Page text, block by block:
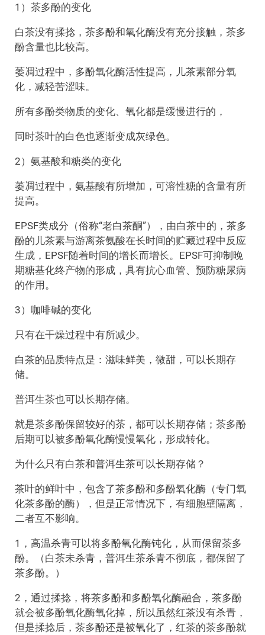
1）茶多酚的变化
白茶没有揉捻，茶多酚和氧化酶没有充分接触，茶多
酚含量也比较高。
萎凋过程中，多酚氧化酶活性提高，儿茶素部分氧
化，减轻苦涩味。
所有多酚类物质的变化、氧化都是缓慢进行的，
同时茶叶的白色也逐渐变成灰绿色。
2）氨基酸和糖类的变化
萎凋过程中，氨基酸有所增加，可溶性糖的含量有所
提高。
EPSF类成分（俗称“老白茶酮”），由白茶中的，茶多
酚的儿茶素与游离茶氨酸在长时间的贮藏过程中反应
生成，EPSF随着时间的增长而增长。EPSF可抑制晚
期糖基化终产物的形成，具有抗心血管、预防糖尿病
的作用。
3）咖啡碱的变化
只有在干燥过程中有所减少。
白茶的品质特点是：滋味鲜美，微甜，可以长期存
储。
普洱生茶也可以长期存储。
就是茶多酚保留较好的茶，都可以长期存储；茶多酚
后期可以被多酚氧化酶慢慢氧化，形成转化。
为什么只有白茶和普洱生茶可以长期存储？
茶叶的鲜叶中，包含了茶多酚和多酚氧化酶（专门氧
化茶多酚的酶），但是正常情况下，有细胞壁隔离，
二者互不影响。
1，高温杀青可以将多酚氧化酶钝化，从而保留茶多
酚。（白茶未杀青，普洱生茶杀青不彻底，都保留了
茶多酚。）
2，通过揉捻，将茶多酚和多酚氧化酶融合，茶多酚
就会被多酚氧化酶氧化掉，所以虽然红茶没有杀青，
但是揉捻后，茶多酚还是被氧化了，红茶的茶多酚就